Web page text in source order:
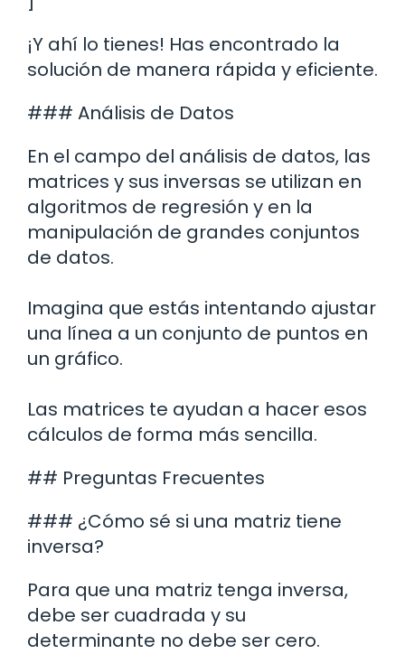
¡Y ahí lo tienes! Has encontrado la
solución de manera rápida y eficiente.
### Análisis de Datos
En el campo del análisis de datos, las
matrices y sus inversas se utilizan en
algoritmos de regresión y en la
manipulación de grandes conjuntos
de datos.
Imagina que estás intentando ajustar
una línea a un conjunto de puntos en
un gráfico.
Las matrices te ayudan a hacer esos
cálculos de forma más sencilla.
## Preguntas Frecuentes
### ¿Cómo sé si una matriz tiene
inversa?
Para que una matriz tenga inversa,
debe ser cuadrada y su
determinante no debe ser cero.